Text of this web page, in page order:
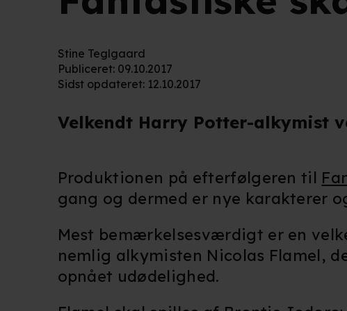
Stine Teglgaard
Publiceret: 09.10.2017
Sidst opdateret: 12.10.2017
Velkendt Harry Potter-alkymist
Produktionen på efterfølgeren til
gang og dermed er nye karakterer
Mest bemærkelsesværdigt er en
nemlig alkymisten Nicolas Flamel,
opnået udødelighed.